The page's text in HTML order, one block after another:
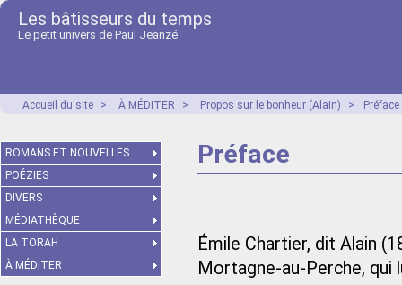
Les bâtisseurs du temps
Le petit univers de Paul Jeanzé
Accueil du site > À MÉDITER > Propos sur le bonheur (Alain) > Préface
Préface
Émile Chartier, dit Alain
Mortagne-au-Perche, qui
ROMANS ET NOUVELLES
POÉZIES
DIVERS
MÉDIATHÈQUE
LA TORAH
À MÉDITER